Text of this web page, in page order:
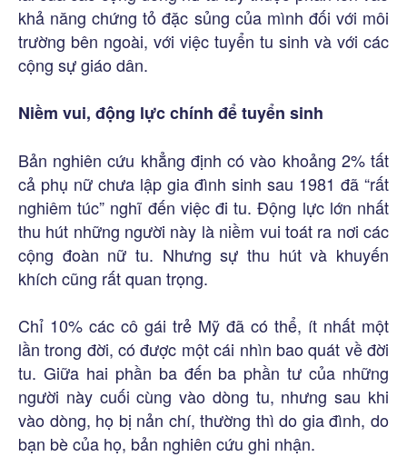
khả năng chứng tỏ đặc sủng của mình đối với môi
trường bên ngoài, với việc tuyển tu sinh và với các
cộng sự giáo dân.
Niềm vui, động lực chính để tuyển sinh
Bản nghiên cứu khẳng định có vào khoảng 2% tất
cả phụ nữ chưa lập gia đình sinh sau 1981 đã “rất
nghiêm túc” nghĩ đến việc đi tu. Động lực lớn nhất
thu hút những người này là niềm vui toát ra nơi các
cộng đoàn nữ tu. Nhưng sự thu hút và khuyến
khích cũng rất quan trọng.
Chỉ 10% các cô gái trẻ Mỹ đã có thể, ít nhất một
lần trong đời, có được một cái nhìn bao quát về đời
tu. Giữa hai phần ba đến ba phần tư của những
người này cuối cùng vào dòng tu, nhưng sau khi
vào dòng, họ bị nản chí, thường thì do gia đình, do
bạn bè của họ, bản nghiên cứu ghi nhận.